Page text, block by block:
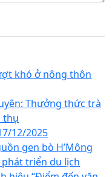
khó ở nông thôn
Thưởng thức trà
thụ
12/2025
gen bò H’Mông
triển du lịch